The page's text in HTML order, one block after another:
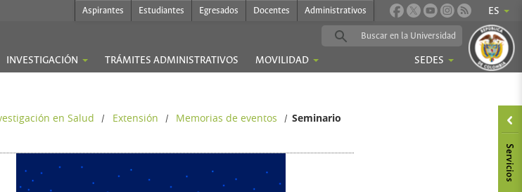
ES
Aspirantes Estudiantes Egresados Docentes Administrativos
INVESTIGACIÓN TRÁMITES ADMINISTRATIVOS MOVILIDAD SEDES
en Salud / Extensión / Memorias de eventos /Seminario